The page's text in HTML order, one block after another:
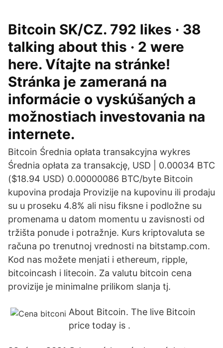
Bitcoin SK/CZ. 792 likes · 38
talking about this · 2 were
here. Vítajte na stránke!
Stránka je zameraná na
informácie o vyskúšaných a
možnostiach investovania na
internete.
Bitcoin Średnia opłata transakcyjna wykres
Średnia opłata za transakcję, USD | 0.00034 BTC
($18.94 USD) 0.00000086 BTC/byte Bitcoin
kupovina prodaja Provizije na kupovinu ili prodaju
su u proseku 4.8% ali nisu fiksne i podložne su
promenama u datom momentu u zavisnosti od
tržišta ponude i potražnje. Kurs kriptovaluta se
računa po trenutnoj vrednosti na bitstamp.com.
Kod nas možete menjati i ethereum, ripple,
bitcoincash i litecoin. Za valutu bitcoin cena
provizije je minimalne prilikom slanja tj.
About Bitcoin. The live Bitcoin
price today is .